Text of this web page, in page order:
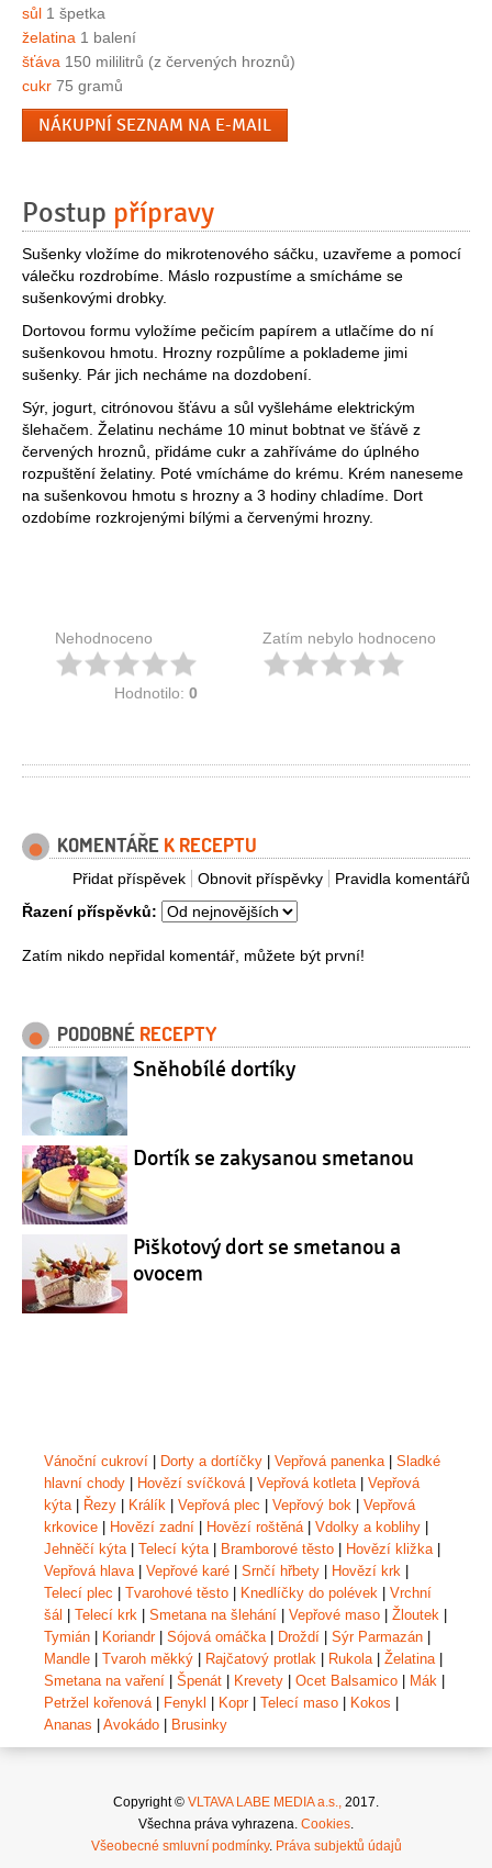
sůl 1 špetka
želatina 1 balení
šťáva 150 mililitrů (z červených hroznů)
cukr 75 gramů
NÁKUPNÍ SEZNAM NA E-MAIL
Postup přípravy
Sušenky vložíme do mikrotenového sáčku, uzavřeme a pomocí
válečku rozdrobíme. Máslo rozpustíme a smícháme se
sušenkovými drobky.
Dortovou formu vyložíme pečicím papírem a utlačíme do ní
sušenkovou hmotu. Hrozny rozpůlíme a poklademe jimi
sušenky. Pár jich necháme na dozdobení.
Sýr, jogurt, citrónovou šťávu a sůl vyšleháme elektrickým
šlehačem. Želatinu necháme 10 minut bobtnat ve šťávě z
červených hroznů, přidáme cukr a zahříváme do úplného
rozpuštění želatiny. Poté vmícháme do krému. Krém naneseme
na sušenkovou hmotu s hrozny a 3 hodiny chladíme. Dort
ozdobíme rozkrojenými bílými a červenými hrozny.
Nehodnoceno
Hodnotilo: 0
Zatím nebylo hodnoceno
KOMENTÁŘE K RECEPTU
Pravidla komentářů
Obnovit příspěvky
Přidat příspěvek
Řazení příspěvků:
Zatím nikdo nepřidal komentář, můžete být první!
PODOBNÉ RECEPTY
Sněhobílé dortíky
Dortík se zakysanou smetanou
Piškotový dort se smetanou a
ovocem
Vánoční cukroví Dorty a dortíčky Vepřová panenka| Sladké
hlavní chody
Hovězí svíčková| Vepřová kotleta| Vepřová
kýta| Řezy Králík Vepřová plec Vepřový bok
Vepřová
krkovice
Hovězí zadní Hovězí roštěná| Vdolky a koblihy
Jehněčí kýta| Telecí kýta| Bramborové těsto Hovězí kližka|
Vepřová hlava| Vepřové karé Srnčí hřbety Hovězí krk
Telecí plec
Tvarohové těsto Knedlíčky do polévek
Vrchní
šál
Telecí krk Smetana na šlehání Vepřové maso Žloutek
Tymián
Koriandr| Sójová omáčka| Droždí Sýr Parmazán
Mandle
Tvaroh měkký Rajčatový protlak Rukola| Želatina|
Smetana na vaření
Špenát Krevety Ocet Balsamico Mák
Petržel kořenová| Fenykl Kopr| Telecí maso Kokos
Ananas
Avokádo Brusinky
Copyright © VLTAVA LABE MEDIA a.s., 2017.
Všechna práva vyhrazena. Cookies.
Všeobecné smluvní podmínky. Práva subjektů údajů